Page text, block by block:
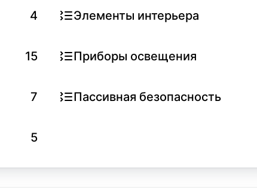
4 Элементы интерьера
15 Приборы освещения
7 Пассивная безопасность
5